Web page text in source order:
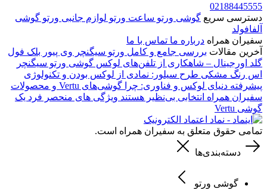
02188445555
دسترسی سریع گوشی ورتو ساعت ورتو لوازم جانبی ورتو گوشی
آلفافولد
سفیران همراه درباره ما تماس با ما
آخرین مقالات بررسی جامع و کامل ورتو سیگنچر وی پیور بلک فول
گلد اورجینال – شاهکاری از تلفن‌های لوکس گوشی ورتو سیگنچر
اس رنگ مشکی طرح سیلور: نمادی از لوکس بودن و تکنولوژی
پیشرفته
دنیای لوکس و فناوری: چرا گوشی‌های Vertu و محصولات
سفیران همراه انتخابی بی‌نظیر هستند ویژگی های منحصر فرد یک
گوشی Vertu
تمامی حقوق متعلق به سفیران همراه است.
دسته‌بندی‌ها
گوشی ورتو